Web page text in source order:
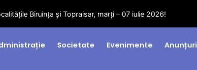
Biruința și Topraisar, marți – 07 iulie 2026!
Societate Evenimente Anunțuri